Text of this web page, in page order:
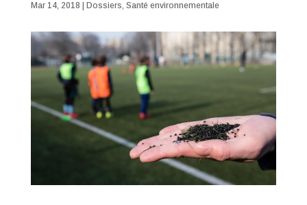
Mar 14, 2018 Dossiers, Santé environnementale